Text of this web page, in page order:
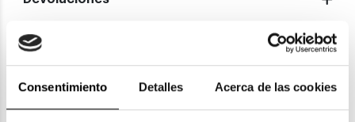
Consentimiento Detalles Acerca de las cookies
Garantías